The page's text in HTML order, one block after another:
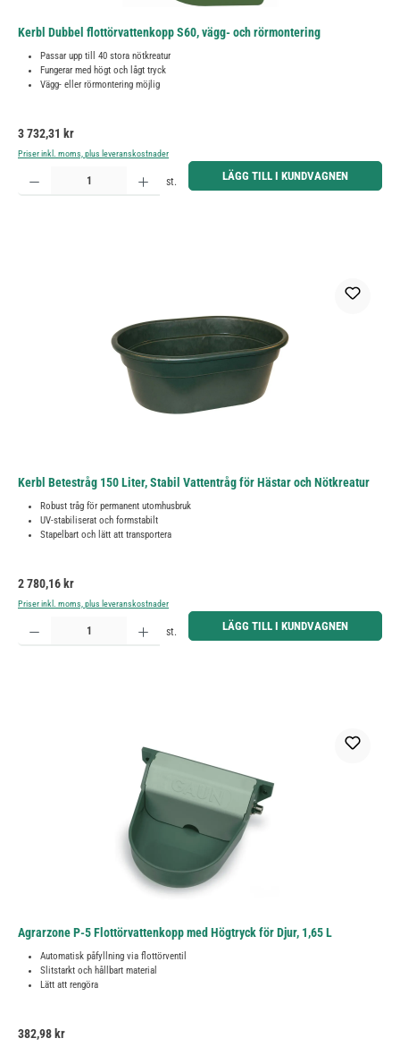
Kerbl Dubbel flottörvattenkopp S60, vägg- och rörmontering
Passar upp till 40 stora nötkreatur
Fungerar med högt och lågt tryck
Vägg- eller rörmontering möjlig
Ordinarie pris:
3 732,31 kr
Priser inkl. moms, plus leveranskostnader
Produktkvantitet: Ange önskat belopp eller använd knapparna för att öka eller minska kvantiteten.
st. LÄGG TILL I KUNDVAGNEN
Kerbl Betestråg 150 Liter, Stabil Vattentråg för Hästar och Nötkreatur
Robust tråg för permanent utomhusbruk
UV-stabiliserat och formstabilt
Stapelbart och lätt att transportera
Ordinarie pris:
2 780,16 kr
Priser inkl. moms, plus leveranskostnader
Produktkvantitet: Ange önskat belopp eller använd knapparna för att öka eller minska kvantiteten.
st. LÄGG TILL I KUNDVAGNEN
Agrarzone P-5 Flottörvattenkopp med Högtryck för Djur, 1,65 L
Automatisk påfyllning via flottörventil
Slitstarkt och hållbart material
Lätt att rengöra
Ordinarie pris:
382,98 kr